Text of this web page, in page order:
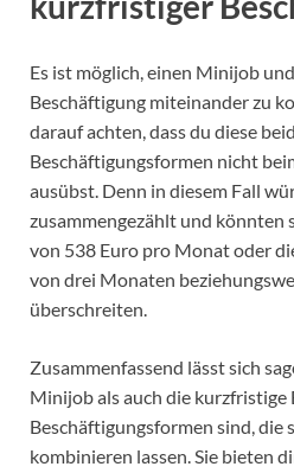
Es ist möglich, einen Minijob
Beschäftigung miteinander zu
darauf achten, dass du diese
Beschäftigungsformen nicht
ausübst. Denn in diesem Fall
zusammengezählt und könnten
von 538 Euro pro Monat oder
von drei Monaten
überschreiten.
Zusammenfassend lässt sich
Minijob als auch die
Beschäftigungsformen sind, die
kombinieren lassen. Sie bieten